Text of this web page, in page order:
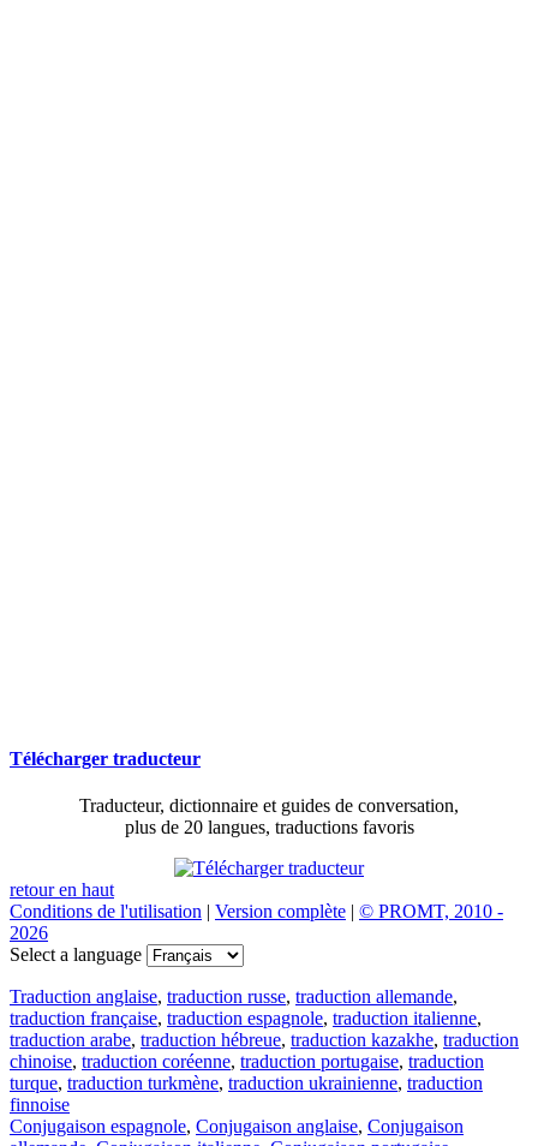
Télécharger traducteur
Traducteur, dictionnaire et guides de conversation,
plus de 20 langues, traductions favoris
retour en haut
Conditions de l'utilisation | Version complète | © PROMT, 2010 -
2026
Select a language
Traduction anglaise, traduction russe, traduction allemande,
traduction française, traduction espagnole, traduction italienne,
traduction arabe, traduction hébreue, traduction kazakhe, traduction
chinoise, traduction coréenne, traduction portugaise, traduction
turque, traduction turkmène, traduction ukrainienne, traduction
finnoise
Conjugaison espagnole, Conjugaison anglaise, Conjugaison